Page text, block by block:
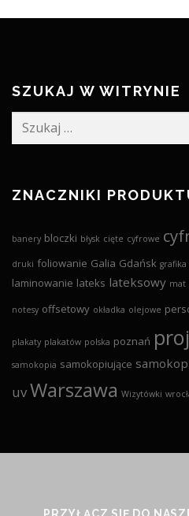
SZUKAJ W WITRYNIE
Szukaj:
ZNACZNIKI
banery bloczki błysk cięte cyfrowe
druki foliowanie Galia Gdańsk grafika
laminowanie lateks lateksowy mat
notesy offsetowy okładka olejowe
plakaty plakatów polska poznań
samokopia samokopiujące
uvWarszawa Wizytówki